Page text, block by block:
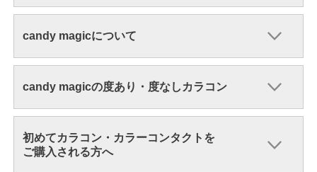
candy magicについて
candy magicの度あり・度なしカラコン
初めてカラコン・カラーコンタクトを
ご購入される方へ